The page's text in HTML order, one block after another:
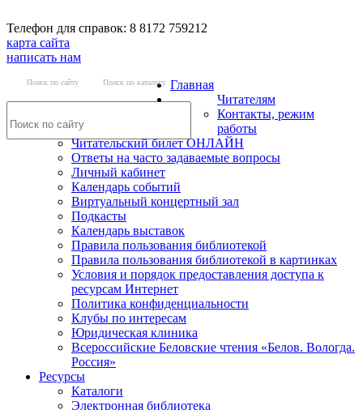
Телефон для справок: 8 8172 759212
карта сайта
написать нам
Поиск по сайту Поиск по каталогу Главная
Читателям
Контакты, режим
работы
Читательский билет ОНЛАЙН
Ответы на часто задаваемые вопросы
Личный кабинет
Календарь событий
Виртуальный концертный зал
Подкасты
Календарь выставок
Правила пользования библиотекой
Правила пользования библиотекой в картинках
Условия и порядок предоставления доступа к
ресурсам Интернет
Политика конфиденциальности
Клубы по интересам
Юридическая клиника
Всероссийские Беловские чтения «Белов. Вологда.
Россия»
Ресурсы
Каталоги
Электронная библиотека